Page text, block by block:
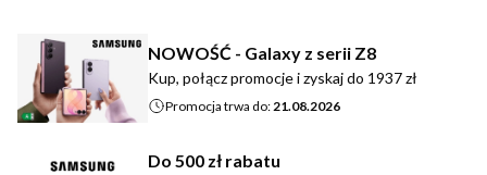
NOWOŚĆ - Galaxy z serii Z8
Kup, połącz promocje i zyskaj do 1937 zł
Promocja trwa do: 21.08.2026
Do 500 zł rabatu